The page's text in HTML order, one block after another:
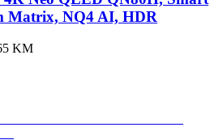
Matrix, NQ4 AI, HDR
KM